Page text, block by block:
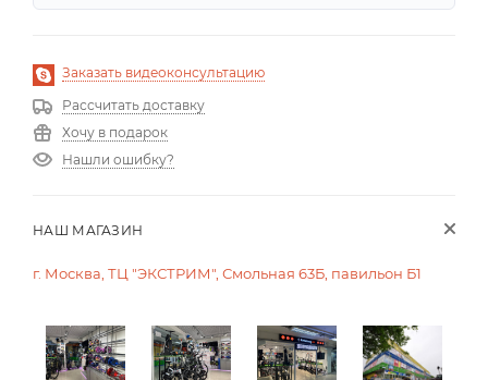
Заказать видеоконсультацию
Рассчитать доставку
Хочу в подарок
Нашли ошибку?
НАШ МАГАЗИН
г. Москва, ТЦ "ЭКСТРИМ", Смольная 63Б, павильон Б1